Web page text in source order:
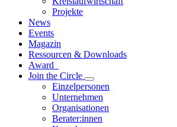
Projekte
News
Events
Magazin
Ressourcen & Downloads
Award
Join the Circle
Einzelpersonen
Unternehmen
Organisationen
Berater:innen